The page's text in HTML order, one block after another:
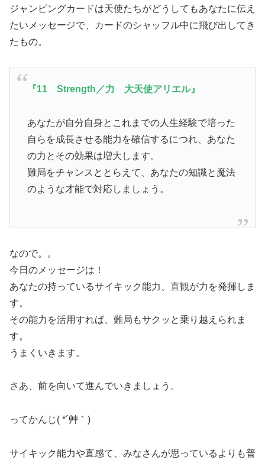
ジャンピングカードは天使たちがどうしてもあなたに伝え
たいメッセージで、カードのシャッフル中に飛び出してき
たもの。
『11 Strength／力 大天使アリエル』
あなたが自分自身とこれまでの人生経験で培った
自らを成長させる能力を確信するにつれ、あなた
の力とその効果は増大します。
難局をチャンスととらえて、あなたの知識と魔法
のような才能で対応しましょう。
なので。。
今日のメッセージは！
あなたの持っているサイキック能力、直観が力を発揮しま
す。
その能力を活用すれば、難局もサクッと乗り越えられま
す。
うまくいきます。
さあ、前を向いて進んでいきましょう。
ってかんじ( *´艸｀)
サイキック能力や直感て、みなさんが思っているよりも普